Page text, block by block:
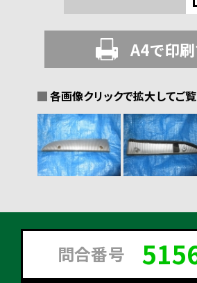
A4で印
各画像クリックで拡大してご覧
問合番号